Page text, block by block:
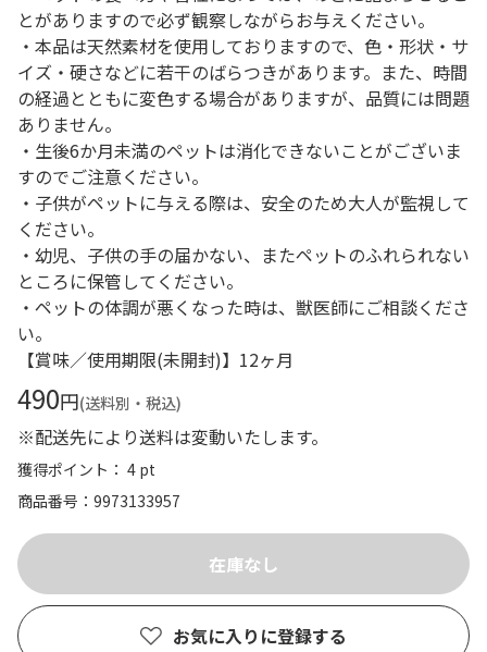
とがありますので必ず観察しながらお与えください。
・本品は天然素材を使用しておりますので、色・形状・サ
イズ・硬さなどに若干のばらつきがあります。また、時間
の経過とともに変色する場合がありますが、品質には問題
ありません。
・生後6か月未満のペットは消化できないことがございま
すのでご注意ください。
・子供がペットに与える際は、安全のため大人が監視して
ください。
・幼児、子供の手の届かない、またペットのふれられない
ところに保管してください。
・ペットの体調が悪くなった時は、獣医師にご相談くださ
い。
【賞味／使用期限(未開封)】12ヶ月
490円(送料別・税込)
※配送先により送料は変動いたします。
獲得ポイント： 4 pt
商品番号
9973133957
お気に入りに登録する